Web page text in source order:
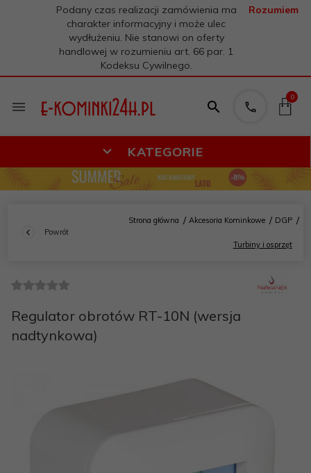
Podany czas realizacji zamówienia ma
charakter informacyjny i może ulec
wydłużeniu. Nie stanowi on oferty
handlowej w rozumieniu art. 66 par. 1
Kodeksu Cywilnego.
Rozumiem
0
KATEGORIE
Powrót
Strona główna Akcesoria Kominkowe DGP
Turbiny i osprzęt
Regulator obrotów RT-10N (wersja
nadtynkowa)